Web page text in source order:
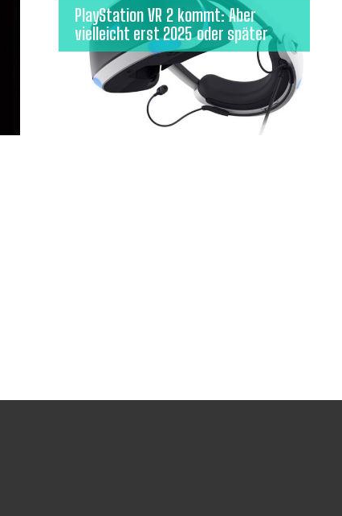
PlayStation VR 2 kommt: Aber
vielleicht erst 2025 oder später